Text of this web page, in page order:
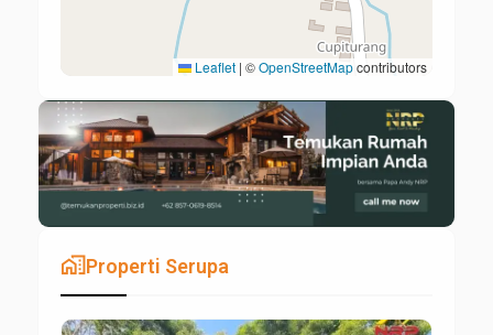
Leaflet | ©OpenStreetMapcontributors
maps_home_workProperti Serupa